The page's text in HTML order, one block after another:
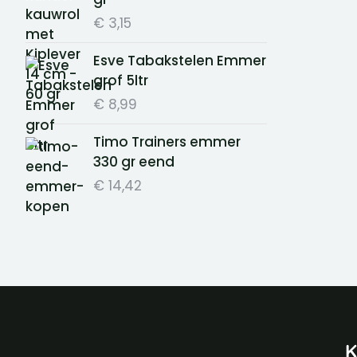
€ 3,15
Esve Tabakstelen Emmer
grof 5ltr
€ 8,99
Timo Trainers emmer
330 gr eend
€ 14,42